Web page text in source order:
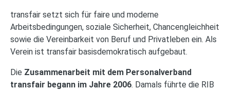
transfair setzt sich für faire und moderne
Arbeitsbedingungen, soziale Sicherheit, Chancengleichheit
sowie die Vereinbarkeit von Beruf und Privatleben ein. Als
Verein ist transfair basisdemokratisch aufgebaut.
Die Zusammenarbeit mit dem Personalverband
transfair begann im Jahre 2006. Damals führte die RIB